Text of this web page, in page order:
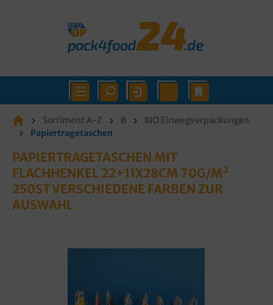
Sortiment A-Z B
BIO Einwegverpackungen
Papiertragetaschen
PAPIERTRAGETASCHEN MIT
FLACHHENKEL 22+11X28CM 70G/M²
250ST VERSCHIEDENE FARBEN ZUR
AUSWAHL